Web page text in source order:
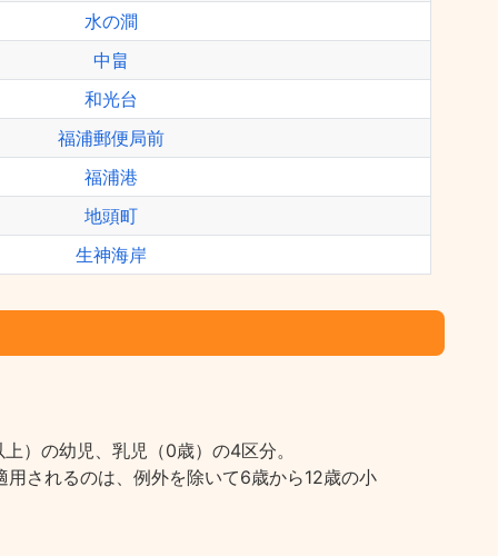
水の澗
中畠
和光台
福浦郵便局前
福浦港
地頭町
生神海岸
）の幼児、乳児（0歳）の4区分。
されるのは、例外を除いて6歳から12歳の小